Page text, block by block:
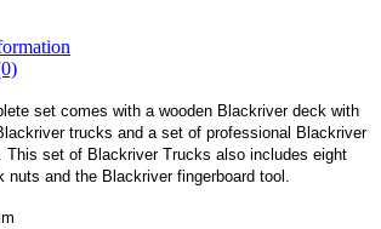
set comes with a wooden Blackriver deck with
trucks and a set of professional Blackriver
This set of Blackriver Trucks also includes eight
nuts and the Blackriver fingerboard tool.